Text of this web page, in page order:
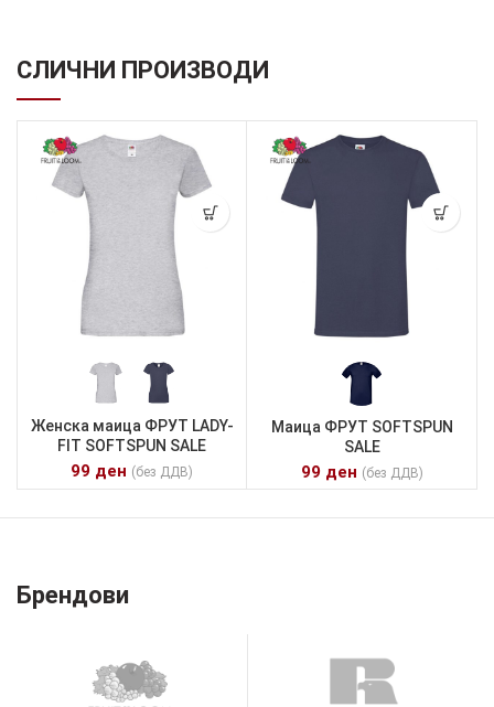
СЛИЧНИ ПРОИЗВОДИ
Женска маица ФРУТ LADY-
FIT SOFTSPUN SALE
99 ден (без ДДВ)
Маица ФРУТ SOFTSPUN
SALE
99 ден (без ДДВ)
Брендови